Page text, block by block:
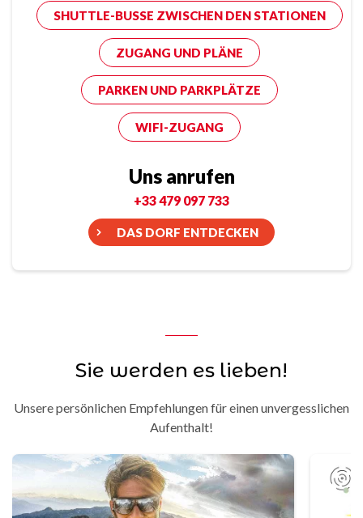
SHUTTLE-BUSSE ZWISCHEN DEN STATIONEN
ZUGANG UND PLÄNE
PARKEN UND PARKPLÄTZE
WIFI-ZUGANG
Uns anrufen
+33 479 097 733
DAS DORF ENTDECKEN
Sie werden es lieben!
Unsere persönlichen Empfehlungen für einen unvergesslichen
Aufenthalt!